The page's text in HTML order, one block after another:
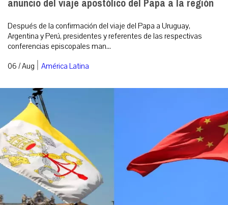
Después de la confirmación del viaje del Papa a Uruguay,
Argentina y Perú, presidentes y referentes de las respectivas
conferencias episcopales man...
06 / Aug | América Latina